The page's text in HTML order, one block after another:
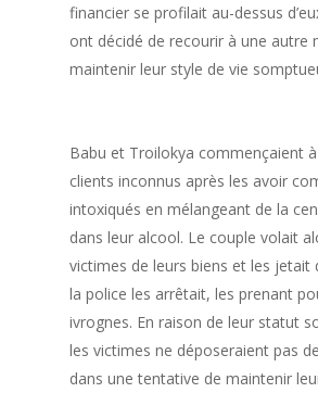
financier se profilait au-dessus
ont décidé de recourir à une autre
maintenir leur style de vie
Babu et Troilokya commençaient
clients inconnus après les avoir
intoxiqués en mélangeant de la
dans leur alcool. Le couple volait
victimes de leurs biens et les jetait
la police les arrêtait, les prenant
ivrognes. En raison de leur statut
les victimes ne déposeraient pas
dans une tentative de maintenir
À
Où